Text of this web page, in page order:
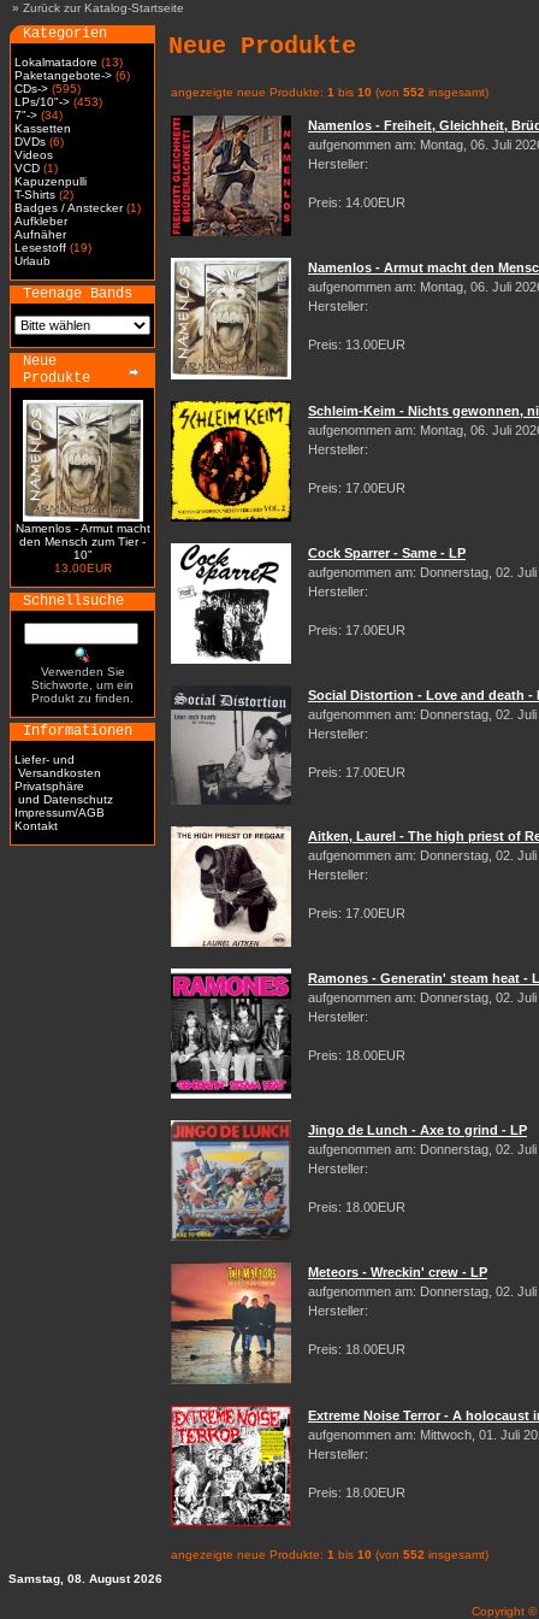
» Zurück zur Katalog-Startseite
Kategorien
Lokalmatadore (13)
Paketangebote-> (6)
CDs-> (595)
LPs/10"-> (453)
7"-> (34)
Kassetten
DVDs (6)
Videos
VCD (1)
Kapuzenpulli
T-Shirts (2)
Badges / Anstecker(1)
Aufkleber
Aufnäher
Lesestoff (19)
Urlaub
Teenage Bands
Neue
Produkte
Namenlos - Armut macht
den Mensch zum Tier -
10"
13.00EUR
Schnellsuche
Verwenden Sie
Stichworte, um ein
Produkt zu finden.
Informationen
Liefer- und
Versandkosten
Privatsphäre
und Datenschutz
Impressum/AGB
Kontakt
Neue Produkte
angezeigte neue Produkte: 1 bis 10 (von 552 insgesamt)
Namenlos - Freiheit, Gleichheit,
aufgenommen am: Montag, 06. Juli
Hersteller:
Preis: 14.00EUR
Namenlos - Armut macht den
aufgenommen am: Montag, 06. Juli
Hersteller:
Preis: 13.00EUR
Schleim-Keim - Nichts gewonnen,
aufgenommen am: Montag, 06. Juli
Hersteller:
Preis: 17.00EUR
Cock Sparrer - Same - LP
aufgenommen am: Donnerstag, 02. Juli
Hersteller:
Preis: 17.00EUR
Social Distortion - Love and death -
aufgenommen am: Donnerstag, 02. Juli
Hersteller:
Preis: 17.00EUR
Aitken, Laurel - The high priest of
aufgenommen am: Donnerstag, 02. Juli
Hersteller:
Preis: 17.00EUR
Ramones - Generatin' steam heat -
aufgenommen am: Donnerstag, 02. Juli
Hersteller:
Preis: 18.00EUR
Jingo de Lunch - Axe to grind - LP
aufgenommen am: Donnerstag, 02. Juli
Hersteller:
Preis: 18.00EUR
Meteors - Wreckin' crew - LP
aufgenommen am: Donnerstag, 02. Juli
Hersteller:
Preis: 18.00EUR
Extreme Noise Terror - A holocaust
aufgenommen am: Mittwoch, 01. Juli
Hersteller:
Preis: 18.00EUR
angezeigte neue Produkte: 1 bis 10 (von 552 insgesamt)
Samstag, 08. August 2026
Copyright